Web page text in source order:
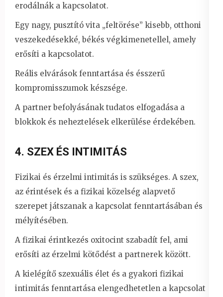
erodálnák a kapcsolatot.
Egy nagy, pusztító vita „feltörése” kisebb, otthoni
veszekedésekké, békés végkimenetellel, amely
erősíti a kapcsolatot.
Reális elvárások fenntartása és ésszerű
kompromisszumok készsége.
A partner befolyásának tudatos elfogadása a
blokkok és neheztelések elkerülése érdekében.
4. SZEX ÉS INTIMITÁS
Fizikai és érzelmi intimitás is szükséges. A szex,
az érintések és a fizikai közelség alapvető
szerepet játszanak a kapcsolat fenntartásában és
mélyítésében.
A fizikai érintkezés oxitocint szabadít fel, ami
erősíti az érzelmi kötődést a partnerek között.
A kielégítő szexuális élet és a gyakori fizikai
intimitás fenntartása elengedhetetlen a kapcsolat